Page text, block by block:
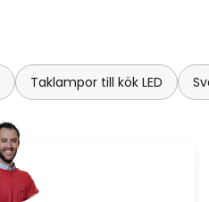
Taklampor till kök LED